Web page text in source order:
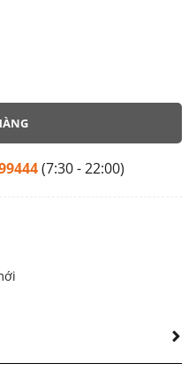
(7:30 - 22:00)